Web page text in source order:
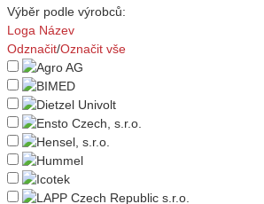
Výběr podle výrobců:
Loga Název
Odznačit/Označit vše